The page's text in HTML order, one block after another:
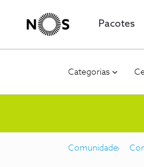
Pacotes
Categorias
Comunidade